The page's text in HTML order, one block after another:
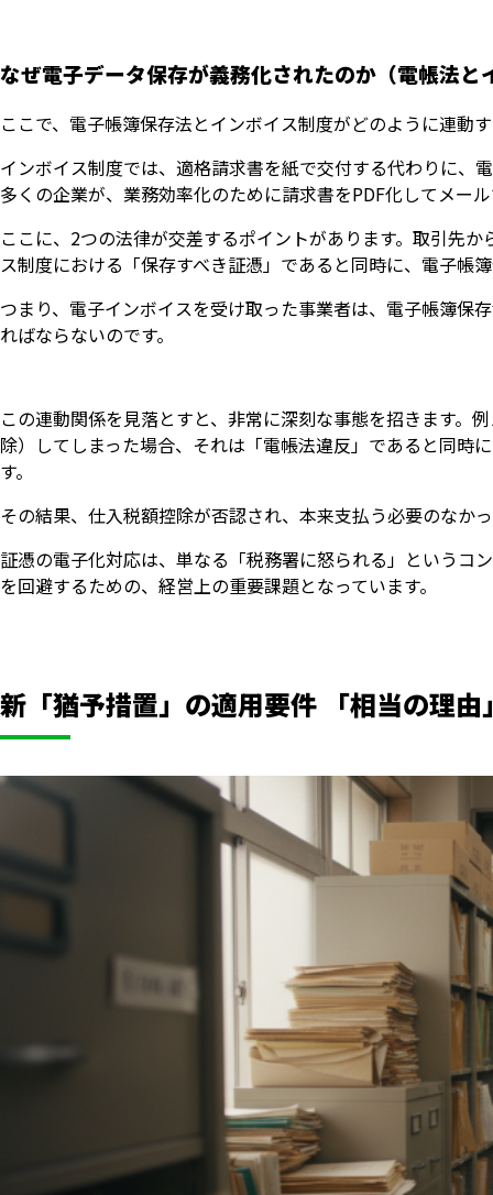
なぜ電子データ保存が義務化されたのか（電帳法と
ここで、電子帳簿保存法とインボイス制度がどのように連動
インボイス制度では、適格請求書を紙で交付する代わりに、
多くの企業が、業務効率化のために請求書をPDF化してメー
ここに、2つの法律が交差するポイントがあります。取引先
ス制度における「保存すべき証憑」であると同時に、電子帳
つまり、電子インボイスを受け取った事業者は、電子帳簿保
ればならないのです。
この連動関係を見落とすと、非常に深刻な事態を招きます。
除）してしまった場合、それは「電帳法違反」であると同時
す。
その結果、仕入税額控除が否認され、本来支払う必要のなか
証憑の電子化対応は、単なる「税務署に怒られる」というコ
を回避するための、経営上の重要課題となっています。
新「猶予措置」の適用要件 「相当の理